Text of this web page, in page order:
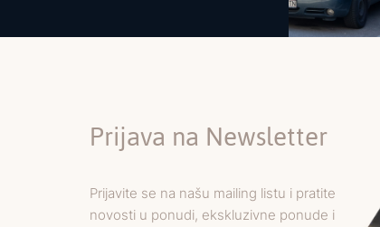
Prijava na Newsletter
Prijavite se na našu mailing listu i pratite
novosti u ponudi, ekskluzivne ponude i